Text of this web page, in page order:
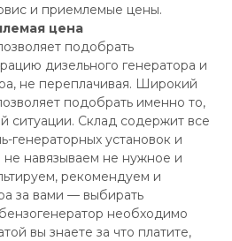
и приемлемые цены.
цена
подобрать
дизельного генератора и
не переплачивая. Широкий
подобрать именно то,
ситуации. Склад содержит все
генераторных установок и
навязываем не нужное и
рекомендуем и
за вами — выбирать
необходимо
вы знаете за что платите,